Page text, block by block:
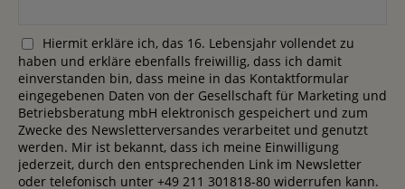
Hiermit erkläre ich, das 16. Lebensjahr vollendet zu
haben und erkläre ebenfalls freiwillig, dass ich damit
einverstanden bin, dass meine in das Kontaktformular
eingegebenen Daten von der Gesellschaft für Marketing und
Betriebsberatung mbH elektronisch gespeichert und zum
Zwecke des Newsletterversandes verarbeitet und genutzt
werden. Mir ist bekannt, dass ich meine Einwilligung
jederzeit, durch den entsprechenden Link im Newsletter
oder telefonisch unter +49 211 301818-80 widerrufen kann.